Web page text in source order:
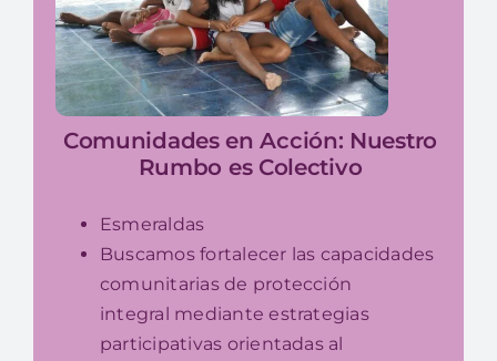
Comunidades en Acción: Nuestro
Rumbo es Colectivo
Esmeraldas
Buscamos fortalecer las capacidades
comunitarias de protección
integral medianteestrategias
participativas orientadas al